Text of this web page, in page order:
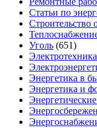
Статьи по
Строительство
Уголь (651)
Электротехника
Энергетика в
Энергетика и